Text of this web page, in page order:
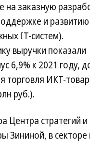
на заказную
и
IT-систем).
выручки показали
6,9% к 2021 году,
торговля ИКТ-
руб.).
Центра стратегий и
Зининой, в